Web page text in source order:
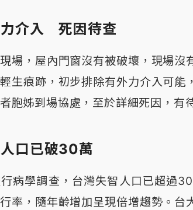
介入 死因待查
場，屋內門窗沒有被破壞，現場沒
生痕跡，初步排除有外力介入可能
胞姊到場協處，至於詳細死因，有
口已破30萬
病學調查，台灣失智人口已超過
率，隨年齡增加呈現倍增趨勢。台